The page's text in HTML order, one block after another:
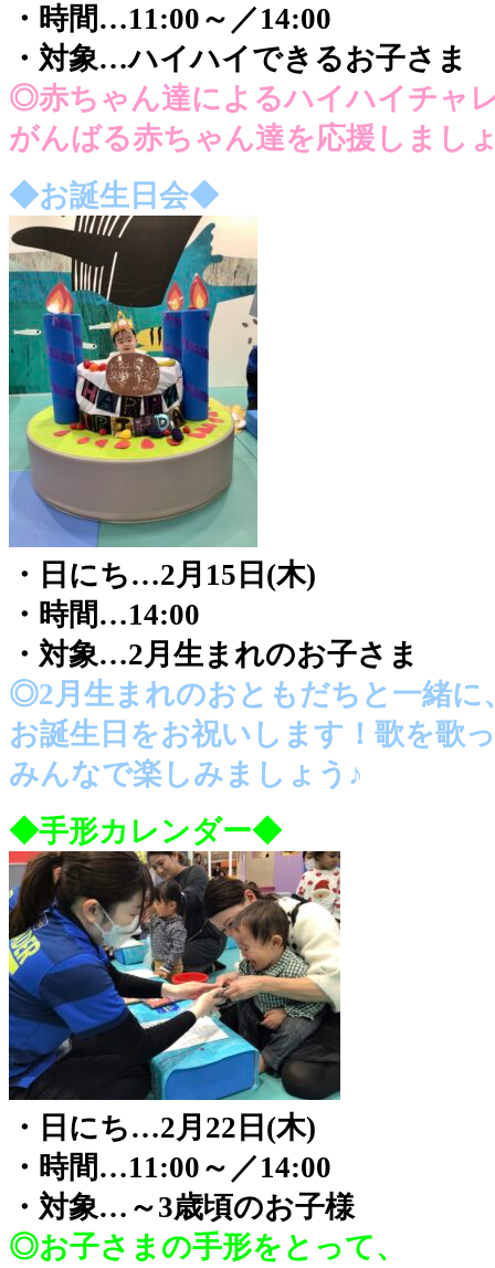
・時間…11:00～／14:00
・対象…ハイハイできるお子さま
◎赤ちゃん達によるハイハイチャ
がんばる赤ちゃん達を応援しまし
◆お誕生日会◆
・日にち…2月15日(木)
・時間…14:00
・対象…2月生まれのお子さま
◎2月生まれのおともだちと一緒に
お誕生日をお祝いします！ 歌を歌
みんなで楽しみましょう♪
◆手形カレンダー◆
・日にち…2月22日(木)
・時間…11:00～／14:00
・対象…～3歳頃のお子様
◎お子さまの手形をとって、